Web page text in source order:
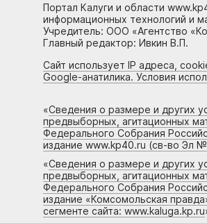
Портал Калуги и области
информационных технологий и
Учредитель: ООО «Агентство
Главный редактор: Ивкин В.П.
Сайт использует IP адреса,
Google-анатилика. Условия
«Сведения о размере и других
предвыборных, агитационных
Федерального Собрания
издание www.kp40.ru (св-во Эл
«Сведения о размере и других
предвыборных, агитационных
Федерального Собрания
издание «Комсомольская
сегменте сайта: www.kaluga.kp.ru